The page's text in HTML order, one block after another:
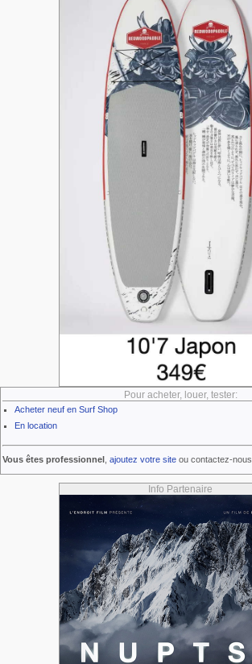
Pour acheter, louer, tester:
Acheter neuf en Surf Shop
En location
Vous êtes professionnel ajoutez votre site ou contactez-
Info Partenaire